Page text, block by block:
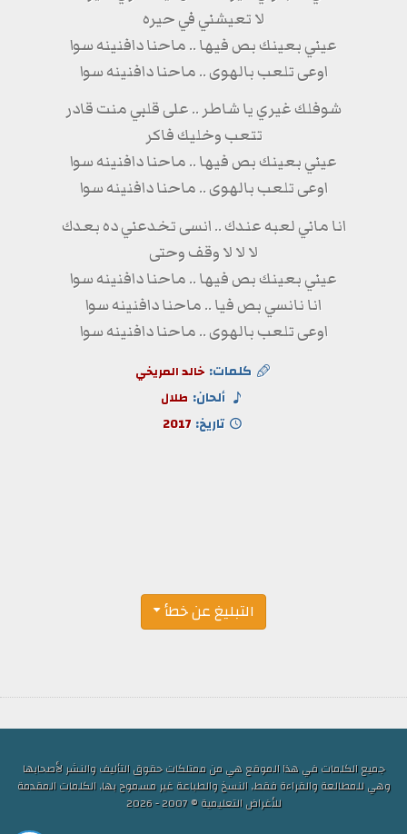
لا تعيشني في حيره
عيني بعينك بص فيها .. ماحنا دافنينه سوا
اوعى تلعب بالهوى .. ماحنا دافنينه سوا
شوفلك غيري يا شاطر .. على قلبي منت قادر
تتعب وخليك فاكر
عيني بعينك بص فيها .. ماحنا دافنينه سوا
اوعى تلعب بالهوى .. ماحنا دافنينه سوا
انا ماني لعبه عندك .. انسى تخدعني ده بعدك
لا لا لا وقف وحتى
عيني بعينك بص فيها .. ماحنا دافنينه سوا
انا نانسي بص فيا .. ماحنا دافنينه سوا
اوعى تلعب بالهوى .. ماحنا دافنينه سوا
كلمات: خالد المريخي
ألحان: طلال
تاريخ: 2017
التبليغ عن خطأ
جميع الكلمات في هذا الموقع هي من ممتلكات حقوق التأليف والنشر لأصحابها
وهي للمطالعة والقراءة فقط, النسخ والطباعة غير مسموح بها, الكلمات المقدمة
للأغراض التعليمية © 2007 - 2026